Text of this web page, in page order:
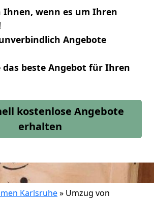
Ihnen, wenn es um Ihren
Angebote
das beste Angebot für Ihren
kostenlose Angebote
erhalten
Karlsruhe» Umzug von